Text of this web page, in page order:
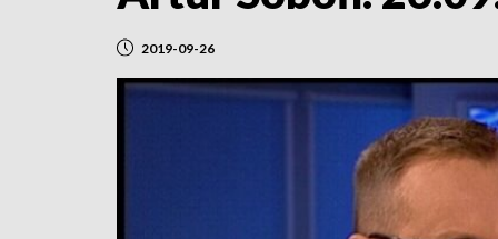
2019-09-26